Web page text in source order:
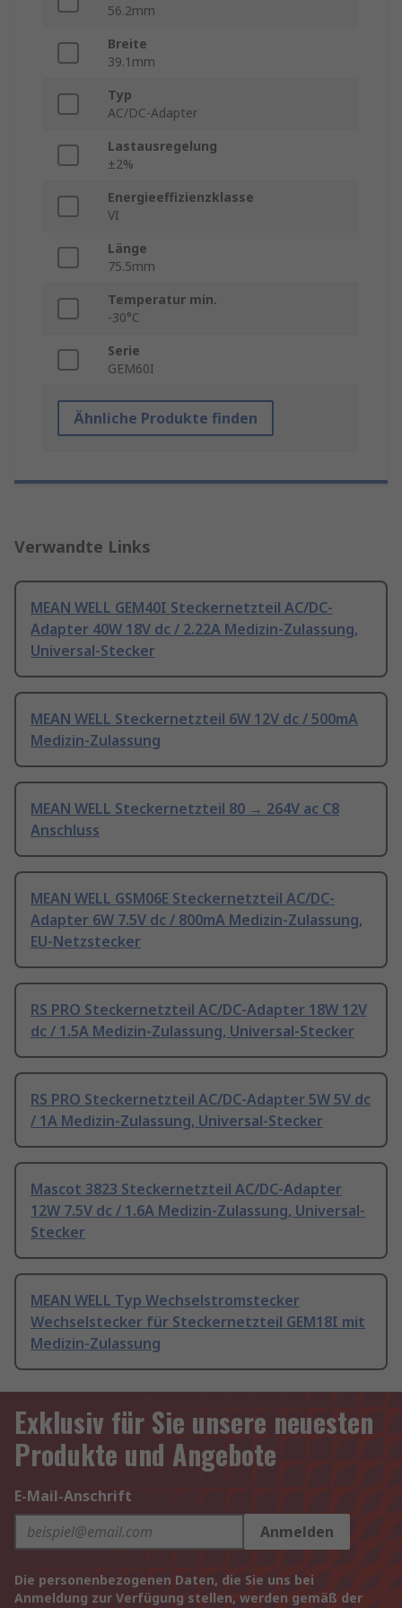
56.2mm
Breite
39.1mm
Typ
AC/DC-Adapter
Lastausregelung
±2%
Energieeffizienzklasse
VI
Länge
75.5mm
Temperatur min.
-30°C
Serie
GEM60I
Ähnliche Produkte finden
Verwandte Links
MEAN WELL GEM40I Steckernetzteil AC/DC-
Adapter 40W 18V dc / 2.22A Medizin-Zulassung,
Universal-Stecker
MEAN WELL Steckernetzteil 6W 12V dc / 500mA
Medizin-Zulassung
MEAN WELL Steckernetzteil 80 → 264V ac C8
Anschluss
MEAN WELL GSM06E Steckernetzteil AC/DC-
Adapter 6W 7.5V dc / 800mA Medizin-Zulassung,
EU-Netzstecker
RS PRO Steckernetzteil AC/DC-Adapter 18W 12V
dc / 1.5A Medizin-Zulassung, Universal-Stecker
RS PRO Steckernetzteil AC/DC-Adapter 5W 5V dc
/ 1A Medizin-Zulassung, Universal-Stecker
Mascot 3823 Steckernetzteil AC/DC-Adapter
12W 7.5V dc / 1.6A Medizin-Zulassung, Universal-
Stecker
MEAN WELL Typ Wechselstromstecker
Wechselstecker für Steckernetzteil GEM18I mit
Medizin-Zulassung
Exklusiv für Sie unsere neuesten
Produkte und Angebote
E-Mail-Anschrift
Anmelden
Die personenbezogenen Daten, die Sie uns bei
Anmeldung zur Verfügung stellen, werden gemäß der